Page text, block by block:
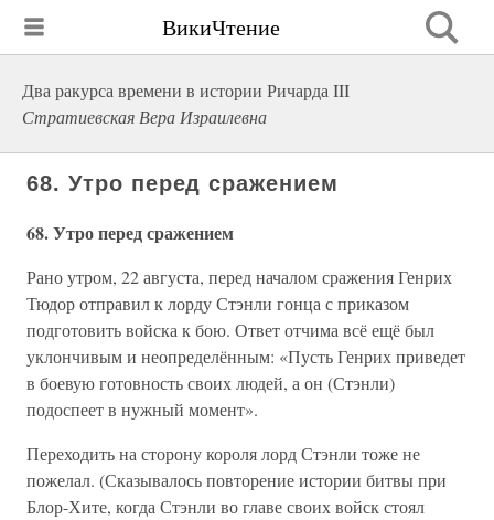
ВикиЧтение
Два ракурса времени в истории Ричарда III
Стратиевская Вера Израилевна
68. Утро перед сражением
68. Утро перед сражением
Рано утром, 22 августа, перед началом сражения Генрих
Тюдор отправил к лорду Стэнли гонца с приказом
подготовить войска к бою. Ответ отчима всё ещё был
уклончивым и неопределённым: «Пусть Генрих приведет
в боевую готовность своих людей, а он (Стэнли)
подоспеет в нужный момент».
Переходить на сторону короля лорд Стэнли тоже не
пожелал. (Сказывалось повторение истории битвы при
Блор-Хите, когда Стэнли во главе своих войск стоял